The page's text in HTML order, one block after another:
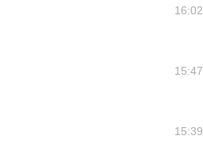
16:02
15:47
15:39